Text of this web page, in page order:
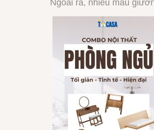
Ngoài ra, nhiều mẫu